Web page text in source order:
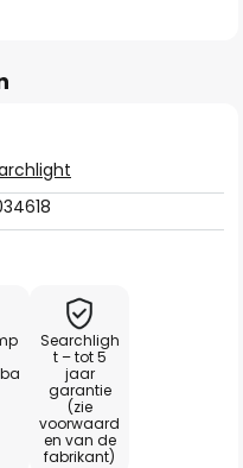
Searchligh
t – tot 5
jaar
garantie
(zie
voorwaard
en van de
fabrikant)